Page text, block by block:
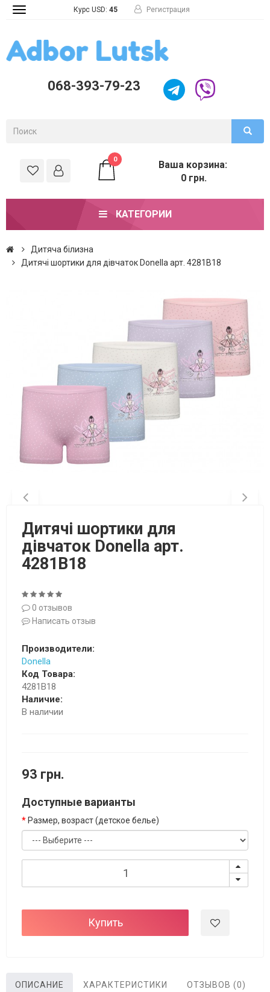
Toggle
Курс USD: 45 Регистрация
068-393-79-23
0
Ваша корзина:
0 грн.
КАТЕГОРИИ
Дитяча білизна
Дитячі шортики для дівчаток Donella арт. 4281B18
Дитячі шортики для
дівчаток Donella арт.
4281B18
0 отзывов
Написать отзыв
Производители:
Donella
Код Товара:
4281B18
Наличие:
В наличии
93 грн.
Доступные варианты
Размер, возраст (детское белье)
Купить
ОПИСАНИЕ ХАРАКТЕРИСТИКИ ОТЗЫВОВ (0)